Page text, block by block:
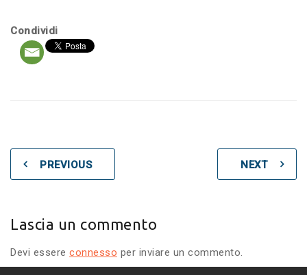
Condividi
PREVIOUS NEXT
Lascia un commento
Devi essere connesso per inviare un commento.